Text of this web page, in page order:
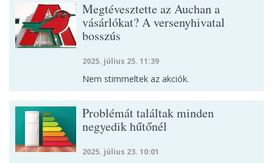
Megtévesztette az Auchan a
vásárlókat? A versenyhivatal
bosszús
2025. július 25. 11:39
Nem stimmeltek az akciók.
Problémát találtak minden
negyedik hűtőnél
2025. július 23. 10:01